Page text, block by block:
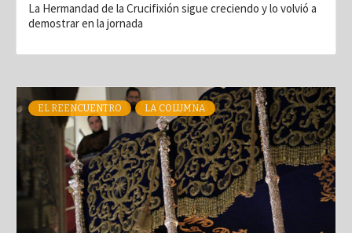
La Hermandad de la Crucifixión sigue creciendo y lo volvió a
demostrar en la jornada
EL REENCUENTRO LA COLUMNA